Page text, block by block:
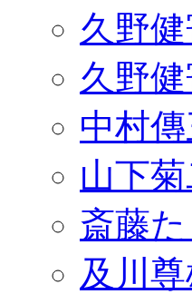
久野
久野
中村
山下
斎藤
及川